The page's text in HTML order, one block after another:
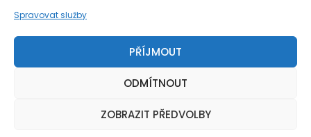
Spravovat služby
PŘÍJMOUT
ODMÍTNOUT
ZOBRAZIT PŘEDVOLBY
Aktuality
Chci pomáhat
Příběhy dětí